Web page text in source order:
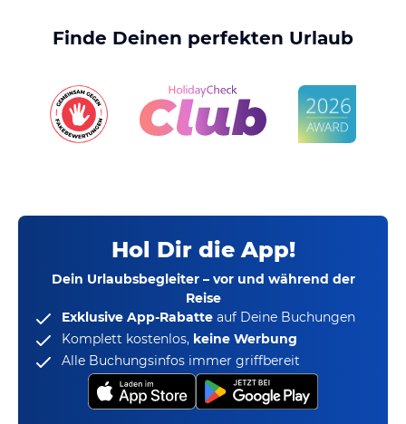
Finde Deinen perfekten Urlaub
Hol Dir die App!
Dein Urlaubsbegleiter – vor und während der
Reise
Exklusive App-Rabatte auf Deine Buchungen
Komplett kostenlos, keine Werbung
Alle Buchungsinfos immer griffbereit